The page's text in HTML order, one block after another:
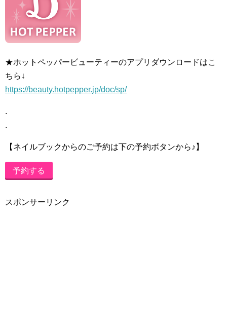
★ホットペッパービューティーのアプリダウンロードはこ
ちら↓
https://beauty.hotpepper.jp/doc/sp/
.
.
【ネイルブックからのご予約は下の予約ボタンから♪】
予約する
スポンサーリンク